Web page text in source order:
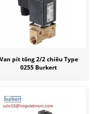
Van pít tông 2/2 chiều Type
0255 Burkert